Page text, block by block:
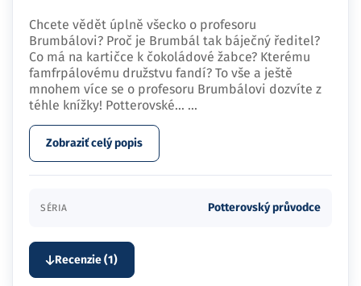
Chcete vědět úplně všecko o profesoru
Brumbálovi? Proč je Brumbál tak báječný ředitel?
Co má na kartičce k čokoládové žabce? Kterému
famfrpálovému družstvu fandí? To vše a ještě
mnohem více se o profesoru Brumbálovi dozvíte z
téhle knížky! Potterovské… ...
Zobraziť celý popis
SÉRIA Potterovský průvodce
Recenzie (1)